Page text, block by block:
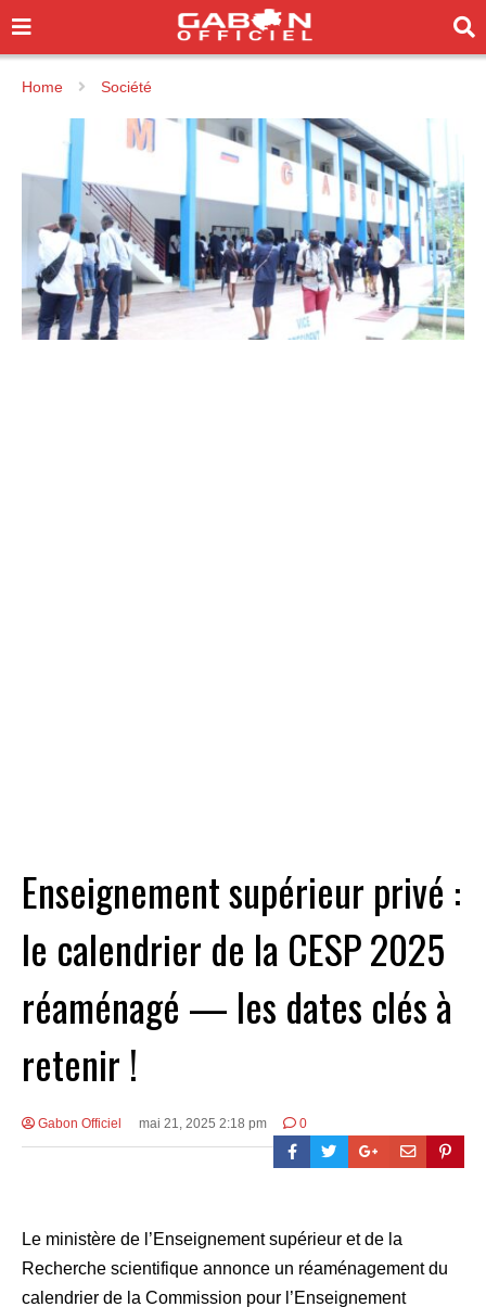
Home Société
Enseignement supérieur privé :
le calendrier de la CESP 2025
réaménagé — les dates clés à
retenir !
Gabon Officiel mai 21, 2025 2:18 pm 0
Le ministère de l’Enseignement supérieur et de la
Recherche scientifique annonce un réaménagement du
calendrier de la Commission pour l’Enseignement